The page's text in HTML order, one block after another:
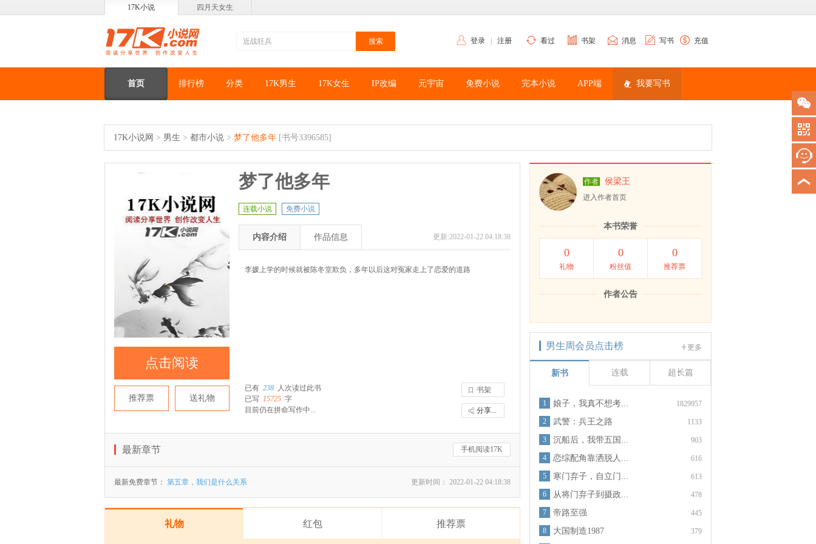
17K小说 四月天女生
登录 注册 看过 书架 消息 写书 充值
首页 排行榜 分类 17K男生 17K女生 IP改编 元宇宙 免费小说 完本小说 APP端 我要写书
17K小说网 > 男生 > 都市小说 > 梦了他多年 [书号3396585]
点击阅读
推荐票 送礼物
梦了他多年
连载小说 免费小说
更新:2022-01-22 04:18:38
内容介绍 作品信息
李媛上学的时候就被陈冬堂欺负，多年以后这对冤家走上了恋爱的道路
书架
分享...
已有 238 人次读过此书
已写 15725 字
目前仍在拼命写作中...
手机阅读17K
最新章节
更新时间： 2022-01-22 04:18:38
最新免费章节： 第五章，我们是什么关系
礼物 红包 推荐票
作者 侯梁王
进入作者首页
本书荣誉
0
礼物
0
粉丝值
0
推荐票
作者公告
更多
男生周会员点击榜
新书 连载 超长篇
1829957
1 娘子，我真不想考...
1133
2 武警：兵王之路
903
3 沉船后，我带五国...
616
4 恋综配角靠洒脱人...
613
5 寒门弃子，自立门...
478
6 从将门弃子到摄政...
445
7 帝路至强
379
8 大国制造1987